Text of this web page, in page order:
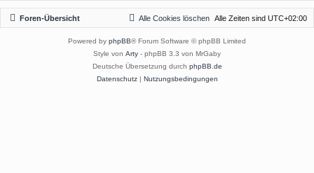
Foren-Übersicht Alle Zeiten sind UTC+02:00
Alle Cookies löschen
Powered by phpBB® Forum Software © phpBB Limited
Style von Arty - phpBB 3.3 von MrGaby
Deutsche Übersetzung durch phpBB.de
Datenschutz| Nutzungsbedingungen